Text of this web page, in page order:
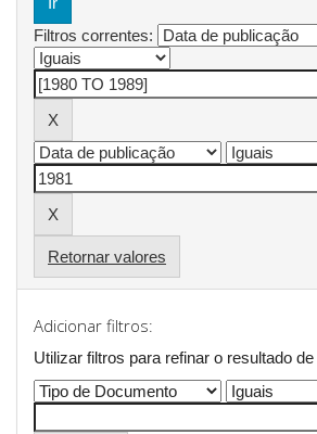
Filtros correntes:
Retornar valores
Adicionar filtros:
Utilizar filtros para refinar o resultado